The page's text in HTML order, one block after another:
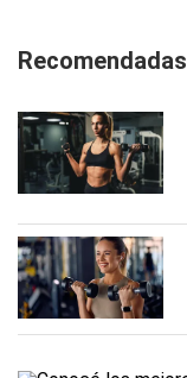
Recomendadas